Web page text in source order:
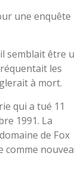
une enquête
semblait être
les
à mort.
qui a tué 11
1991. La
de Fox
comme